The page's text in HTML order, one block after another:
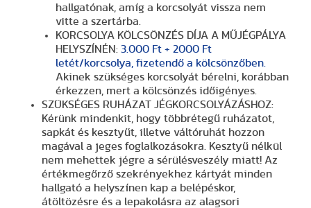
hallgatónak, amíg a korcsolyát vissza nem
vitte a szertárba.
KORCSOLYA KÖLCSÖNZÉS DÍJA A MŰJÉGPÁLYA
HELYSZÍNÉN: 3.000 Ft + 2000 Ft
letét/korcsolya, fizetendő a kölcsönzőben.
Akinek szükséges korcsolyát bérelni, korábban
érkezzen, mert a kölcsönzés időigényes.
SZÜKSÉGES RUHÁZAT JÉGKORCSOLYÁZÁSHOZ:
Kérünk mindenkit, hogy többrétegű ruházatot,
sapkát és kesztyűt, illetve váltóruhát hozzon
magával a jeges foglalkozásokra. Kesztyű nélkül
nem mehettek jégre a sérülésveszély miatt! Az
értékmegőrző szekrényekhez kártyát minden
hallgató a helyszínen kap a belépéskor,
átöltözésre és a lepakolásra az alagsori